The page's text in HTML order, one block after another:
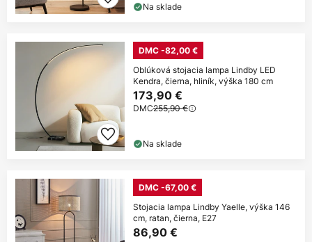
Na sklade
DMC -82,00 €
Oblúková stojacia lampa Lindby LED
Kendra, čierna, hliník, výška 180 cm
173,90 €
DMC255,90 €
Na sklade
DMC -67,00 €
Stojacia lampa Lindby Yaelle, výška 146
cm, ratan, čierna, E27
86,90 €